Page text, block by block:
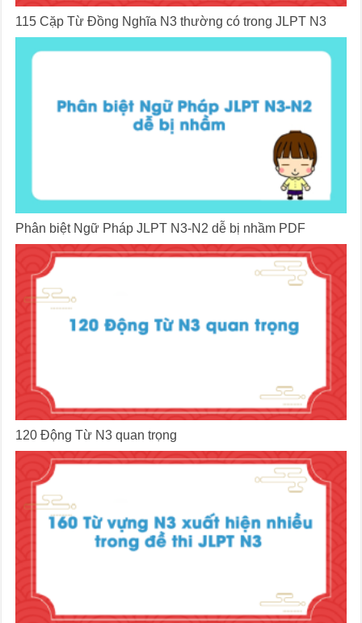
115 Cặp Từ Đồng Nghĩa N3 thường có trong JLPT N3
Phân biệt Ngữ Pháp JLPT N3-N2 dễ bị nhầm PDF
120 Động Từ N3 quan trọng